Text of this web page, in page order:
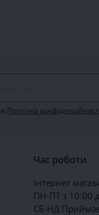
Політика
Час роботи
Інтернет
ПН-ПТ з 10:00
СБ-НД